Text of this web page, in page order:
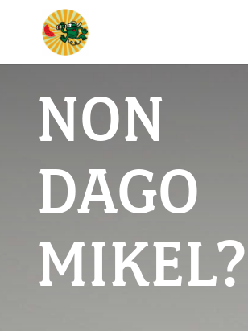
NON
DAGO
MIKEL?